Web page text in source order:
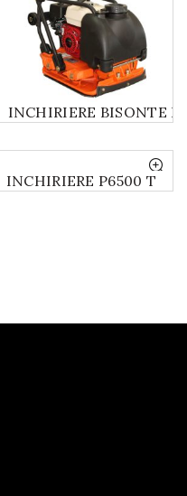
INCHIRIERE BISONTE
PIETRIS/PAVELE/
INCHIRIERE P6500 T